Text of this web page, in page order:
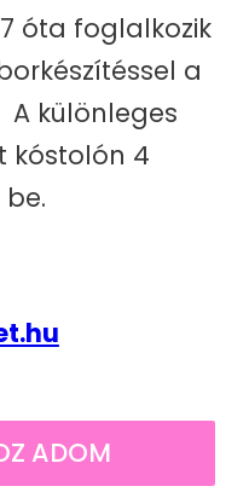
óta foglalkozik
a
A különleges
kóstolón 4
ADOM